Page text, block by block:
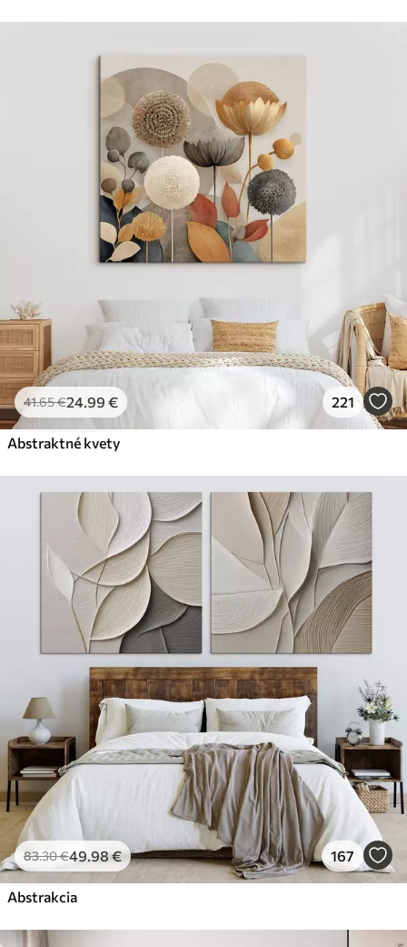
Ekologický materiál
41.65€24.99 € 221
Abstraktné kvety
83.30€49.98€ 167
Abstrakcia